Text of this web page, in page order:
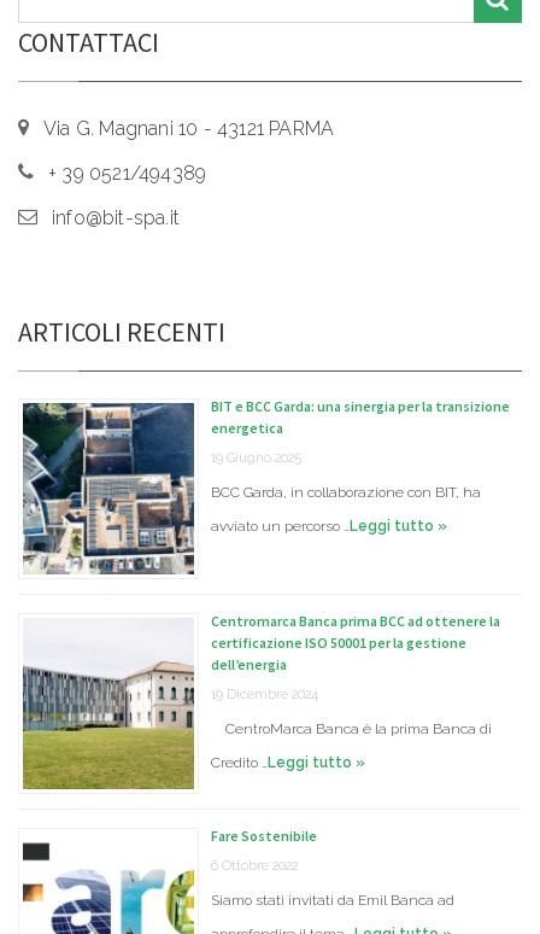
CONTATTACI
Via G. Magnani 10 - 43121 PARMA
+ 39 0521/494389
info@bit-spa.it
ARTICOLI RECENTI
BIT e BCC Garda: una sinergia per la transizione
energetica
19 Giugno 2025
BCC Garda, in collaborazione con BIT, ha
avviato un percorso …Leggi tutto »
Centromarca Banca prima BCC ad ottenere la
certificazione ISO 50001 per la gestione
dell’energia
19 Dicembre 2024
CentroMarca Banca è la prima Banca di
Credito …Leggi tutto »
Fare Sostenibile
6 Ottobre 2022
Siamo stati invitati da Emil Banca ad